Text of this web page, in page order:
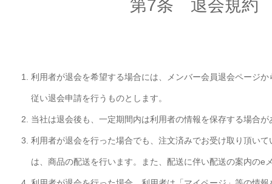
第7条 退会規約
利用者が退会を希望する場合には、メンバー会員退会ページ
従い退会申請を行うものとします。
当社は退会後も、一定期間内は利用者の情報を保存する場合が
利用者が退会を行った場合でも、注文済みでお受け取り頂い
は、商品の配送を行います。また、配送に伴い配送の案内のe